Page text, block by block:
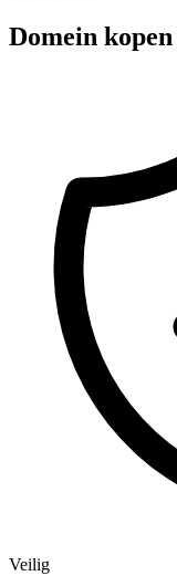
Domein
Veilig